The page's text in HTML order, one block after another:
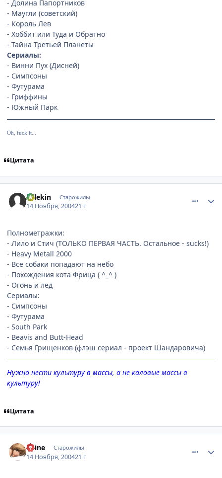
- Долина Папортников
- Маугли (советский)
- Король Лев
- Хоббит или Туда и Обратно
- Тайна Третьей Планеты
Сериалы:
- Винни Пух (Дисней)
- Симпсоны
- Футурама
- Гриффины
- Южный Парк
Oh, fuck it...
Цитата
Arlekin Старожилы
14 Ноября, 200421 г
Полнометражки:
- Лило и Стич (ТОЛЬКО ПЕРВАЯ ЧАСТЬ. Остальное - sucks!)
- Heavy Metall 2000
- Все собаки попадают на небо
- Похождения кота Фрица ( ^_^ )
- Огонь и лед
Сериалы:
- Симпсоны
- Футурама
- South Park
- Beavis and Butt-Head
- Семья Грищенков (флэш сериал - проект Шандаровича)
Нужно нести культуру в массы, а не каловые массы в
культуру!
Цитата
Shine Старожилы
14 Ноября, 200421 г